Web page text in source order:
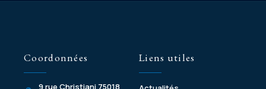
Coordonnées Liens utiles